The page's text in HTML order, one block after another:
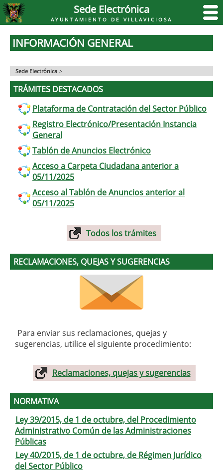
Sede Electrónica
AYUNTAMIENTO DE VILLAVICIOSA
INFORMACIÓN GENERAL
Sede Electrónica >
TRÁMITES DESTACADOS
Plataforma de Contratación del Sector Público
Registro Electrónico/Presentación Instancia
General
Tablón de Anuncios Electrónico
Acceso a Carpeta Ciudadana anterior a
05/11/2025
Acceso al Tablón de Anuncios anterior al
05/11/2025
Todos los trámites
RECLAMACIONES, QUEJAS Y SUGERENCIAS
Para enviar sus reclamaciones, quejas y
sugerencias, utilice el siguiente procedimiento:
Reclamaciones, quejas y sugerencias
NORMATIVA
Ley 39/2015, de 1 de octubre, del Procedimiento
Administrativo Común de las Administraciones
Públicas
Ley 40/2015, de 1 de octubre, de Régimen Jurídico
del Sector Público